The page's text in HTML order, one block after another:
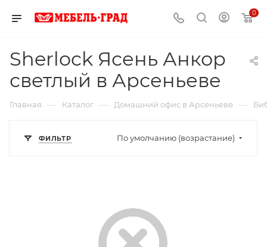
0
Sherlock Ясень Анкор
светлый в Арсеньеве
Главная — Каталог — Домашний офис в Арсеньеве —
ФИЛЬТР По умолчанию (возрастание)